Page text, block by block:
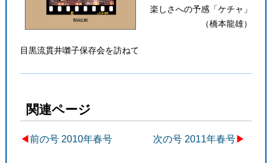
楽しさへの予感「ケチャ」
（橋本龍雄）
目黒流貫井囃子保存会を訪ねて
関連ページ
◀︎前の号 2010年春号 次の号 2011年春号▶